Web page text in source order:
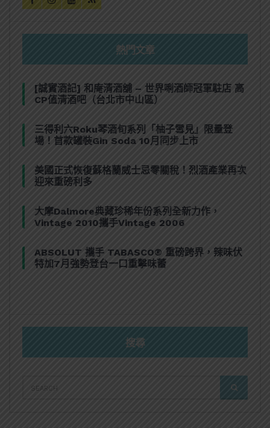
熱門文章
[誠實酒記] 和庵清酒舖 – 世界唎酒師冠軍駐店 高
CP值清酒吧（台北市中山區）
三得利六Roku琴酒旬系列「柚子雪見」限量登
場！首款罐裝Gin Soda 10月同步上市
美國正式恢復蘇格蘭威士忌零關稅！烈酒產業再次
迎來重磅利多
大摩Dalmore典藏珍稀年份系列全新力作，
Vintage 2010攜手Vintage 2006
ABSOLUT 攜手 TABASCO® 重磅跨界，辣味伏
特加7月強勢登台一口重擊味蕾
搜尋
FOR:
SEARCH